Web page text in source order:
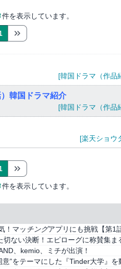
件を表示しています。
[韓国ドラマ（作品
韓国ドラマ紹介
[韓国ドラマ（作品
[楽天ショウ
件を表示しています。
！マッ チングアプリにも挑戦【第1
ない決断！エピローグに称賛集ま
、kemio、ミチが出演！
”をテーマにした『Tinder大学』を